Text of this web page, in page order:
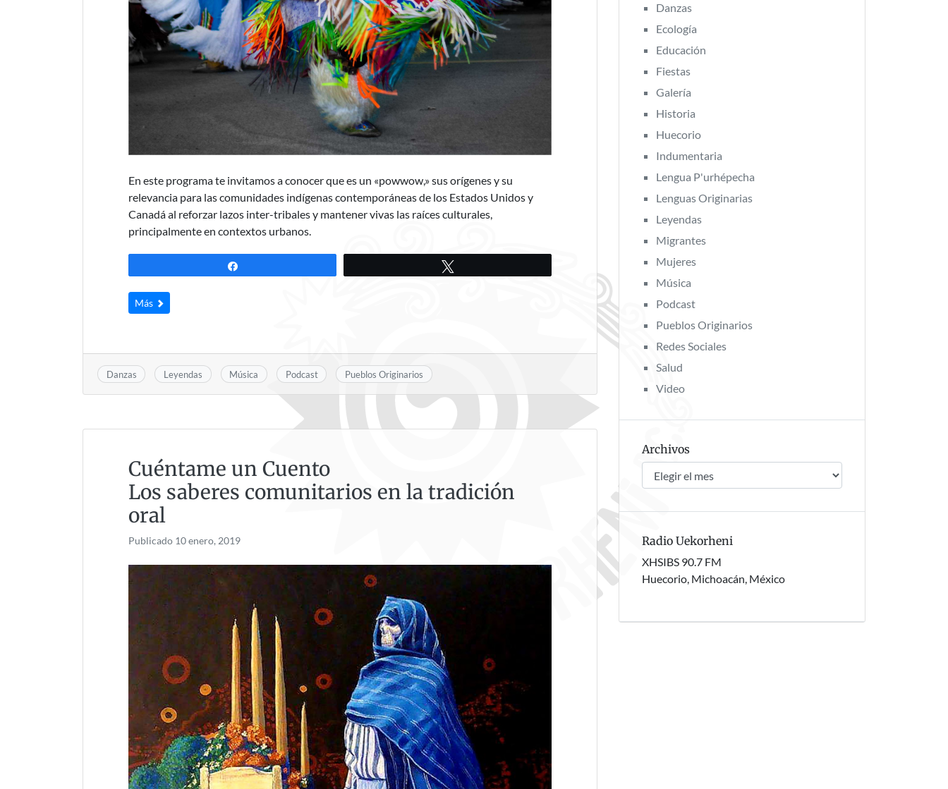
En este programa te invitamos a conocer que es un «powwow,» sus orígenes y su
relevancia para las comunidades indígenas contemporáneas de los Estados Unidos y
Canadá al reforzar lazos inter-tribales y mantener vivas las raíces culturales,
principalmente en contextos urbanos.
Más
Danzas Leyendas Música Podcast Pueblos Originarios
Cuéntame un Cuento
Los saberes comunitarios en la tradición
oral
Publicado 10 enero, 2019
Danzas
Ecología
Educación
Fiestas
Galería
Historia
Huecorio
Indumentaria
Lengua P'urhépecha
Lenguas Originarias
Leyendas
Migrantes
Mujeres
Música
Podcast
Pueblos Originarios
Redes Sociales
Salud
Video
Archivos
Archivos
Radio Uekorheni
XHSIBS 90.7 FM
Huecorio, Michoacán, México